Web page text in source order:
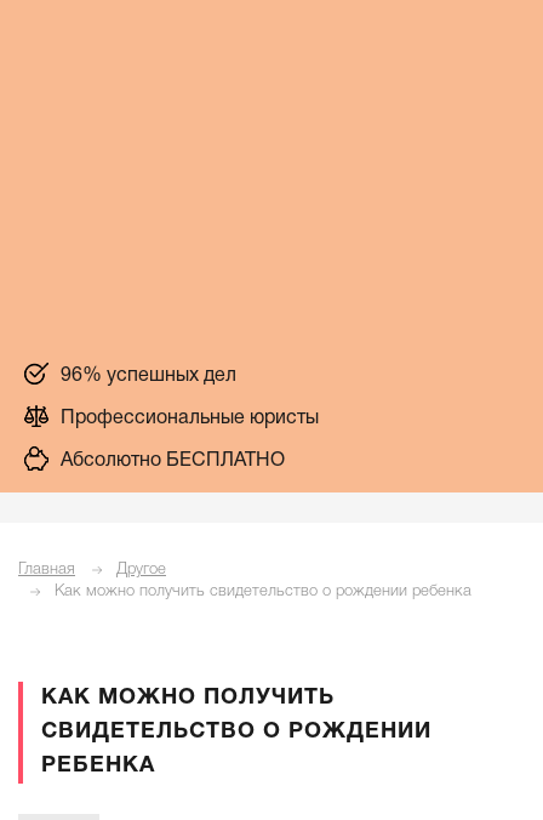
96% успешных дел
Профессиональные юристы
Абсолютно БЕСПЛАТНО
Главная
Другое
Как можно получить свидетельство о рождении ребенка
КАК МОЖНО ПОЛУЧИТЬ
СВИДЕТЕЛЬСТВО О РОЖДЕНИИ
РЕБЕНКА